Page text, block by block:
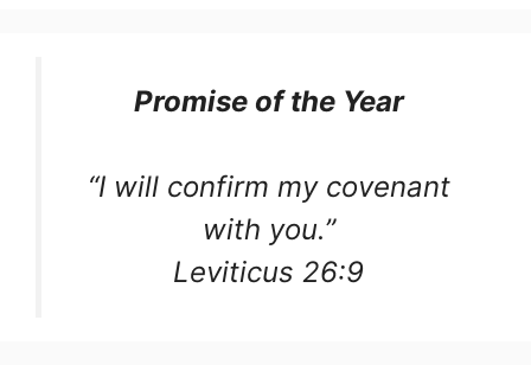
Promise of the Year
“I will confirm my covenant
with you.”
Leviticus 26:9